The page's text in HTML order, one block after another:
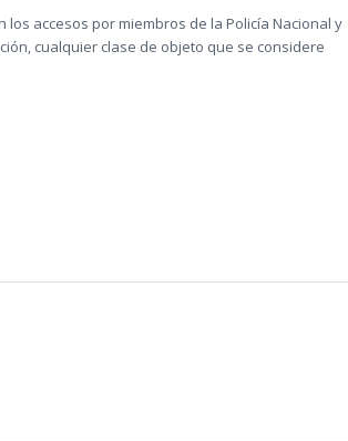
los accesos por miembros de la Policía Nacional y
cualquier clase de objeto que se considere